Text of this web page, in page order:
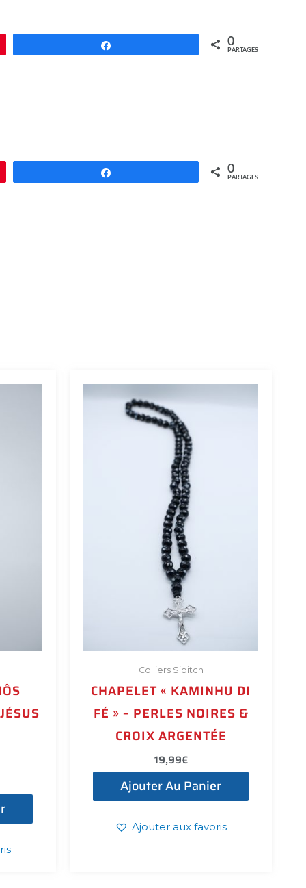
0
PARTAGES
0
PARTAGES
Colliers Sibitch
CHAPELET « KAMINHU DI
FÉ » – PERLES NOIRES &
CROIX ARGENTÉE
19,99€
Ajouter Au Panier
Ajouter aux favoris